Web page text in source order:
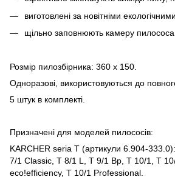
виготовлені за новітніми
щільно заповнюють камеру пилососа
Розмір пилозбірника: 360 x 150.
Одноразові, використовуються до
5 штук в комплекті.
Призначені для моделей пилососів:
KARCHER seria T (артикули 6.904-
7/1 Classic, T 8/1 L, T 9/1 Bp, T 10/1, T
eco!efficiency, T 10/1 Professional.